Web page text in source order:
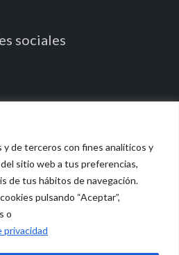
y de terceros con fines analíticos y
sitio web a tus preferencias,
de tus hábitos de navegación.
pulsando “Aceptar”,
o
privacidad
sociales
| All Rights Reserved
de privacidad